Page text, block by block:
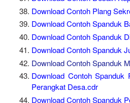
Download Contoh Plang
Download Contoh Spanduk
Download Contoh Spanduk
Download Contoh Spanduk
Download Contoh Spanduk
Download Contoh Spanduk
Perangkat Desa.cdr
Download Contoh Spanduk